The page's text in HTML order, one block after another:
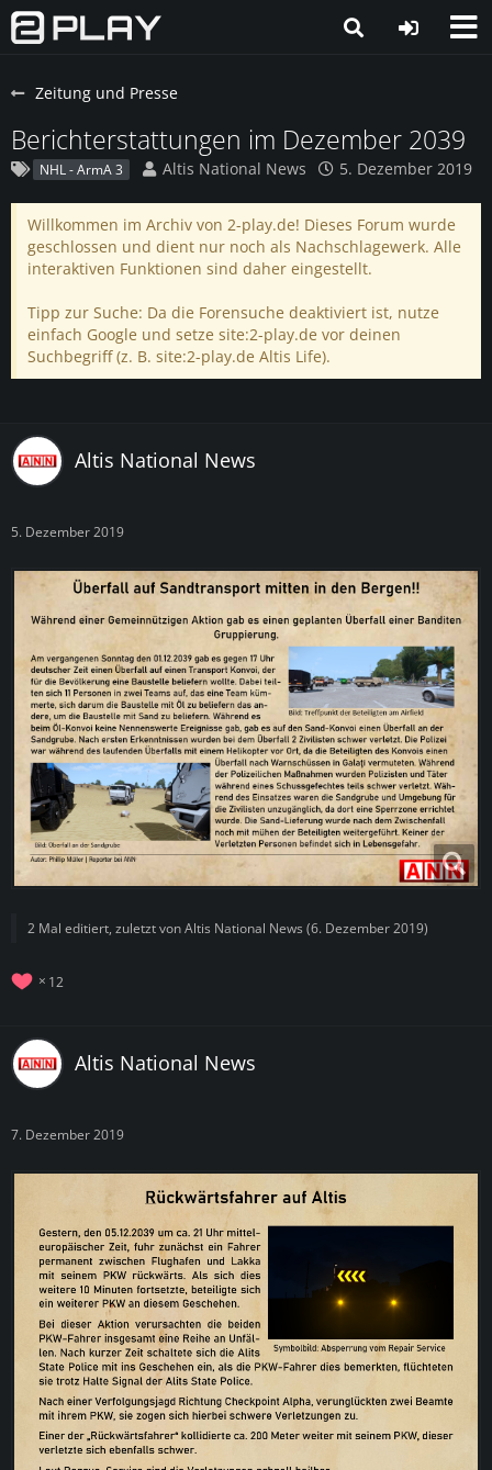
Zeitung und Presse
Berichterstattungen im Dezember 2039
NHL - ArmA 3 Altis National News 5. Dezember 2019
Willkommen im Archiv von 2-play.de! Dieses Forum wurde
geschlossen und dient nur noch als Nachschlagewerk. Alle
interaktiven Funktionen sind daher eingestellt.
Tipp zur Suche: Da die Forensuche deaktiviert ist, nutze
einfach Google und setze site:2-play.de vor deinen
Suchbegriff (z. B. site:2-play.de Altis Life).
Altis National News
5. Dezember 2019
2 Mal editiert, zuletzt vonAltis National News (6. Dezember 2019)
12
Altis National News
7. Dezember 2019